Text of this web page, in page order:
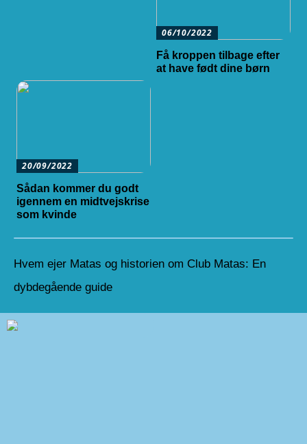
06/10/2022
Få kroppen tilbage efter
at have født dine børn
20/09/2022
Sådan kommer du godt
igennem en midtvejskrise
som kvinde
Hvem ejer Matas og historien om Club Matas: En
dybdegående guide